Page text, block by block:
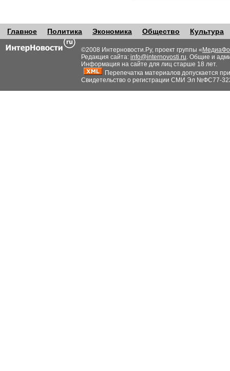
Главное Политика Экономика Общество Культура
©2008 Интерновости.Ру, проект группы «
Редакция сайта: info@internovosti.ru. Общие и
Информация на сайте для лиц старше 18 лет.
Перепечатка материалов допускается
Свидетельство о регистрации СМИ Эл №ФС77-